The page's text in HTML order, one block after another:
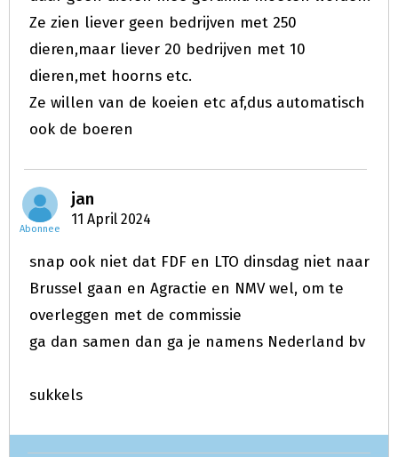
Ze zien liever geen bedrijven met 250
dieren,maar liever 20 bedrijven met 10
dieren,met hoorns etc.
Ze willen van de koeien etc af,dus automatisch
ook de boeren
Abonnee
jan
11 April 2024
snap ook niet dat FDF en LTO dinsdag niet naar
Brussel gaan en Agractie en NMV wel, om te
overleggen met de commissie
ga dan samen dan ga je namens Nederland bv
sukkels